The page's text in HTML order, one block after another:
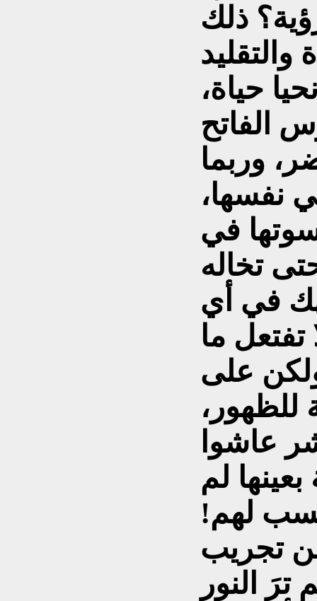
ذلك
والتقليد
حياة،
الفاتح
وربما
نفسها،
في
تخاله
في أي
ما
على
عاشوا
لم
لهم!
تجريب
النور